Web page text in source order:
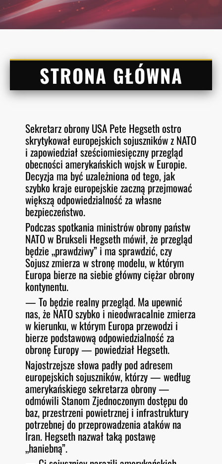
STRONA GŁÓWNA
Sekretarz obrony USA Pete Hegseth ostro
skrytykował europejskich sojuszników z NATO
i zapowiedział sześciomiesięczny przegląd
obecności amerykańskich wojsk w Europie.
Decyzja ma być uzależniona od tego, jak
szybko kraje europejskie zaczną przejmować
większą odpowiedzialność za własne
bezpieczeństwo.
Podczas spotkania ministrów obrony państw
NATO w Brukseli Hegseth mówił, że przegląd
będzie „prawdziwy” i ma sprawdzić, czy
Sojusz zmierza w stronę modelu, w którym
Europa bierze na siebie główny ciężar obrony
kontynentu.
— To będzie realny przegląd. Ma upewnić
nas, że NATO szybko i nieodwracalnie zmierza
w kierunku, w którym Europa przewodzi i
bierze podstawową odpowiedzialność za
obronę Europy — powiedział Hegseth.
Najostrzejsze słowa padły pod adresem
europejskich sojuszników, którzy — według
amerykańskiego sekretarza obrony —
odmówili Stanom Zjednoczonym dostępu do
baz, przestrzeni powietrznej i infrastruktury
potrzebnej do przeprowadzenia ataków na
Iran. Hegseth nazwał taką postawę
„haniebną”.